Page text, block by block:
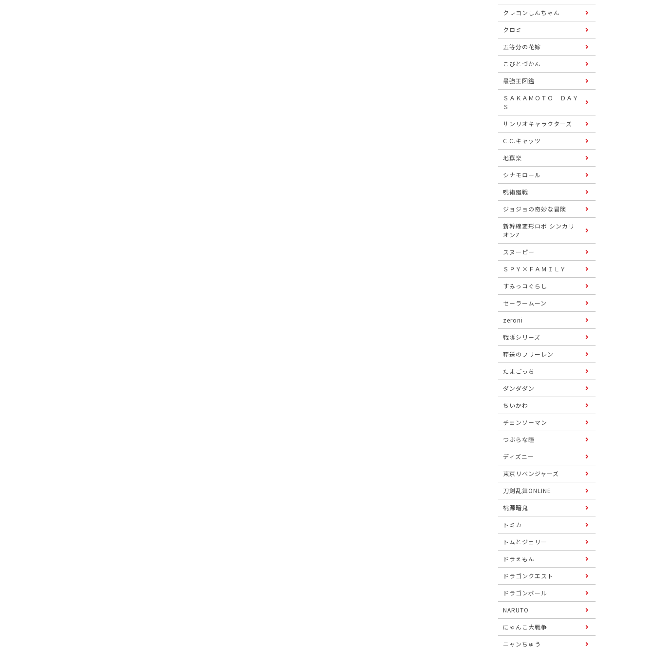
クレヨンしんちゃん
クロミ
五等分の花嫁
こびとづかん
最強王図鑑
ＳＡＫＡＭＯＴＯ ＤＡＹ
Ｓ
サンリオキャラクターズ
C.C.キャッツ
地獄楽
シナモロール
呪術廻戦
ジョジョの奇妙な冒険
新幹線変形ロボ シンカリ
オンZ
スヌーピー
ＳＰＹ×ＦＡＭＩＬＹ
すみっコぐらし
セーラームーン
zeroni
戦隊シリーズ
葬送のフリーレン
たまごっち
ダンダダン
ちいかわ
チェンソーマン
つぶらな瞳
ディズニー
東京リベンジャーズ
刀剣乱舞ONLINE
桃源暗鬼
トミカ
トムとジェリー
ドラえもん
ドラゴンクエスト
ドラゴンボール
NARUTO
にゃんこ大戦争
ニャンちゅう